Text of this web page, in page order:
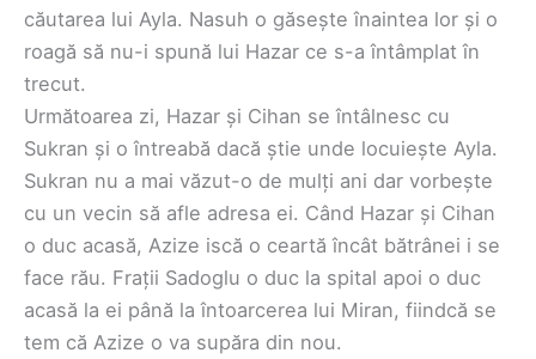
căutarea lui Ayla. Nasuh o găsește înaintea lor și o
roagă să nu-i spună lui Hazar ce s-a întâmplat în
trecut.
Următoarea zi, Hazar și Cihan se întâlnesc cu
Sukran și o întreabă dacă știe unde locuiește Ayla.
Sukran nu a mai văzut-o de mulți ani dar vorbește
cu un vecin să afle adresa ei. Când Hazar și Cihan
o duc acasă, Azize iscă o ceartă încât bătrânei i se
face rău. Frații Sadoglu o duc la spital apoi o duc
acasă la ei până la întoarcerea lui Miran, fiindcă se
tem că Azize o va supăra din nou.